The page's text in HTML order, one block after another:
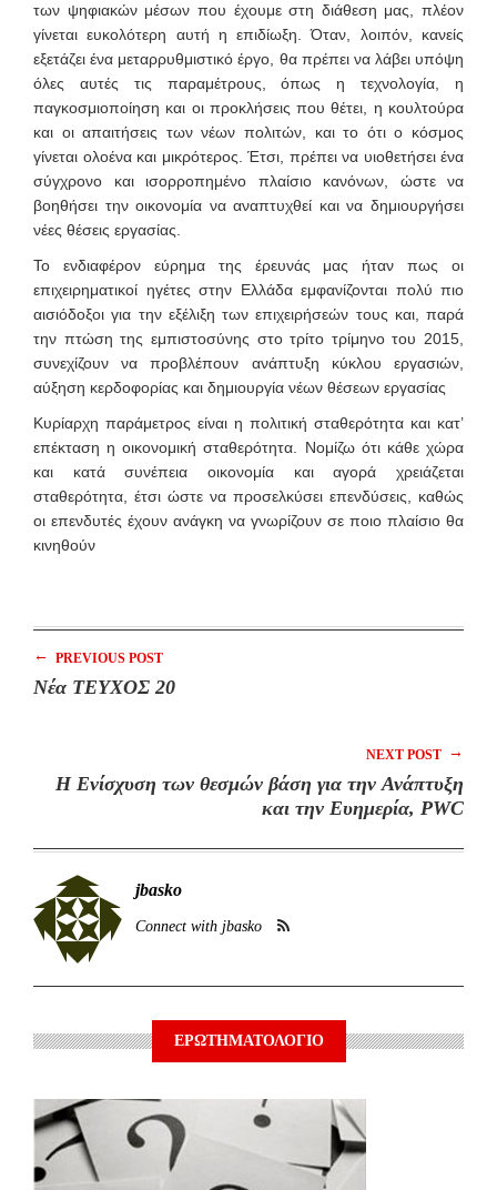
των ψηφιακών μέσων που έχουμε στη διάθεση μας, πλέον
γίνεται ευκολότερη αυτή η επιδίωξη. Όταν, λοιπόν, κανείς
εξετάζει ένα μεταρρυθμιστικό έργο, θα πρέπει να λάβει υπόψη
όλες αυτές τις παραμέτρους, όπως η τεχνολογία, η
παγκοσμιοποίηση και οι προκλήσεις που θέτει, η κουλτούρα
και οι απαιτήσεις των νέων πολιτών, και το ότι ο κόσμος
γίνεται ολοένα και μικρότερος. Έτσι, πρέπει να υιοθετήσει ένα
σύγχρονο και ισορροπημένο πλαίσιο κανόνων, ώστε να
βοηθήσει την οικονομία να αναπτυχθεί και να δημιουργήσει
νέες θέσεις εργασίας.
Το ενδιαφέρον εύρημα της έρευνάς μας ήταν πως οι
επιχειρηματικοί ηγέτες στην Ελλάδα εμφανίζονται πολύ πιο
αισιόδοξοι για την εξέλιξη των επιχειρήσεών τους και, παρά
την πτώση της εμπιστοσύνης στο τρίτο τρίμηνο του 2015,
συνεχίζουν να προβλέπουν ανάπτυξη κύκλου εργασιών,
αύξηση κερδοφορίας και δημιουργία νέων θέσεων εργασίας
Kυρίαρχη παράμετρος είναι η πολιτική σταθερότητα και κατ’
επέκταση η οικονομική σταθερότητα. Νομίζω ότι κάθε χώρα
και κατά συνέπεια οικονομία και αγορά χρειάζεται
σταθερότητα, έτσι ώστε να προσελκύσει επενδύσεις, καθώς
οι επενδυτές έχουν ανάγκη να γνωρίζουν σε ποιο πλαίσιο θα
κινηθούν
← PREVIOUS POST
Νέα ΤΕΥΧΟΣ 20
NEXT POST →
Η Ενίσχυση των θεσμών βάση για την Ανάπτυξη
και την Ευημερία, PWC
jbasko
Connect with jbasko
ΕΡΩΤΗΜΑΤΟΛΟΓΙΟ